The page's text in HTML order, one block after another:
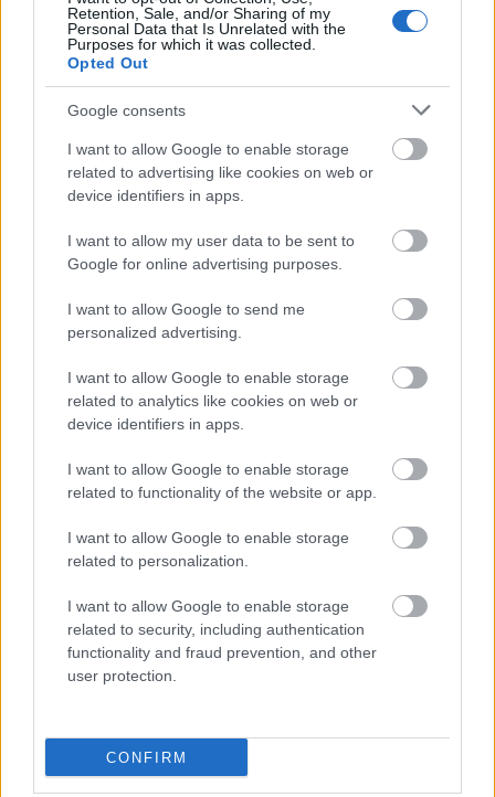
Retention, Sale, and/or Sharing of my
Personal Data that Is Unrelated with the
Purposes for which it was collected.
Opted Out
Google consents
I want to allow Google to enable storage
related to advertising like cookies on web or
device identifiers in apps.
I want to allow my user data to be sent to
Google for online advertising purposes.
I want to allow Google to send me
personalized advertising.
I want to allow Google to enable storage
related to analytics like cookies on web or
device identifiers in apps.
I want to allow Google to enable storage
related to functionality of the website or app.
I want to allow Google to enable storage
related to personalization.
I want to allow Google to enable storage
related to security, including authentication
functionality and fraud prevention, and other
user protection.
CONFIRM
felüljárón
A tartós nyári hőség jelentős kihívás elé állítja a KM Építőt,
ennek ellenére folyamatosan halad az aszfaltozás.
Paks II.: Mit jelent az 5. blokk új
mérföldköve a felülvizsgálat
árnyékában?
Elkészült a Liszt Ferenc repülőtér
közelében lévő logisztikai bázis út- és
Látlelet a hazai víziközművekről?
Egyetlen, fél évszázados vezetéken
múlt Bicske vízellátása
Épített öröksége megújításával is készül
Mohács a csata ötszázadik
HÍRLEVÉL